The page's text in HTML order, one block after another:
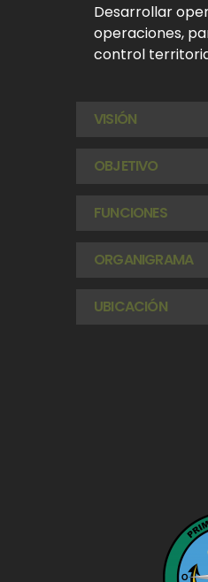
Desarrollar
operaciones,
control
VISIÓN
OBJETIVO
FUNCIONES
ORGANIGRAMA
UBICACIÓN